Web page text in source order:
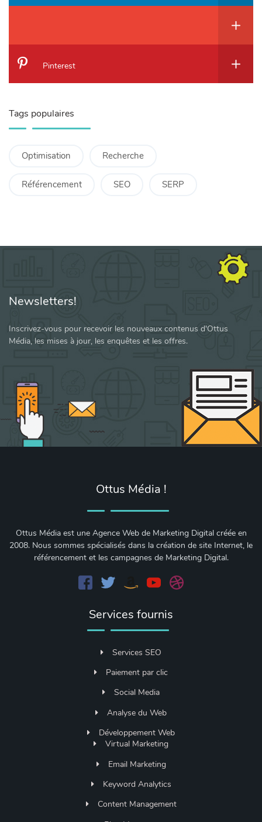
Pinterest
Tags populaires
Optimisation Recherche
Référencement SEO SERP
Newsletters!
Inscrivez-vous pour recevoir les nouveaux contenus d'Ottus
Média, les mises à jour, les enquêtes et les offres.
Ottus Média !
Ottus Média est une Agence Web de Marketing Digital créée en
2008. Nous sommes spécialisés dans la création de site Internet, le
référencement et les campagnes de Marketing Digital.
Services fournis
Services SEO
Paiement par clic
Social Media
Analyse du Web
Développement Web
Virtual Marketing
Email Marketing
Keyword Analytics
Content Management